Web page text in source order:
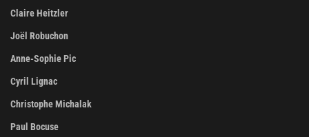
Claire Heitzler
Joël Robuchon
Anne-Sophie Pic
Cyril Lignac
Christophe Michalak
Paul Bocuse